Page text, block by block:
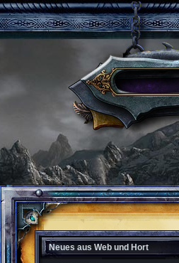
Neues aus Web und Hort